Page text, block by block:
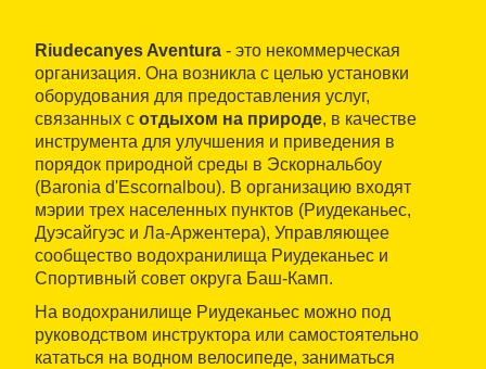
Riudecanyes Aventura - это некоммерческая
организация. Она возникла с целью установки
оборудования для предоставления услуг,
связанных с отдыхом на природе, в качестве
инструмента для улучшения и приведения в
порядок природной среды в Эскорнальбоу
(Baronia d'Escornalbou). В организацию входят
мэрии трех населенных пунктов (Риудеканьес,
Дуэсайгуэс и Ла-Аржентера), Управляющее
сообщество водохранилища Риудеканьес и
Спортивный совет округа Баш-Камп.
На водохранилище Риудеканьес можно под
руководством инструктора или самостоятельно
кататься на водном велосипеде, заниматься